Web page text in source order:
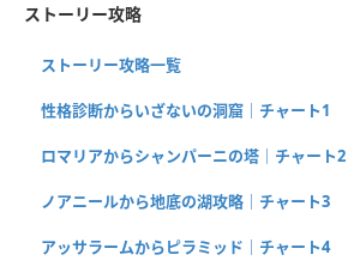
ストーリー攻略
ストーリー攻略一覧
性格診断からいざないの洞窟｜チャート1
ロマリアからシャンパーニの塔｜チャート2
ノアニールから地底の湖攻略｜チャート3
アッサラームからピラミッド｜チャート4